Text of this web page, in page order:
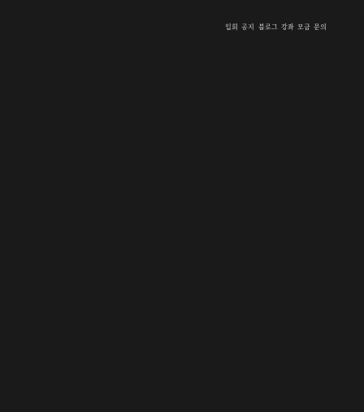
입회 공지 블로그 강좌 모금 문의